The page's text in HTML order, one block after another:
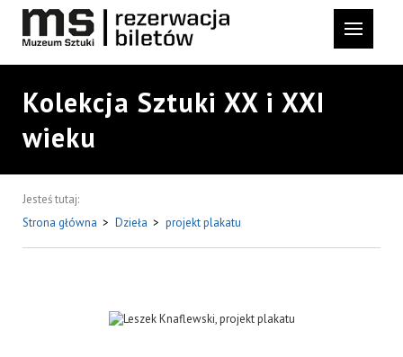
Kolekcja Sztuki XX i XXI
wieku
Jesteś tutaj:
Strona główna > Dzieła > projekt plakatu